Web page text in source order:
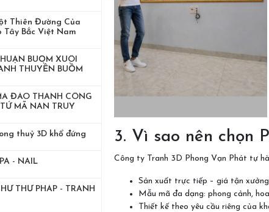
Thiên Đường Của
Tây Bắc Việt Nam
BUỒM XUÔI
THUYỀN BUỒM
ĐÁO THÀNH CÔNG
MÃ NAN TRUY
thuỷ 3D khổ đứng
- NAIL
THƯ PHÁP - TRANH
3. Vì sao nên chọn
Công ty Tranh 3D Phong Vạn Phát tự
Sản xuất trực tiếp – giá tận
Mẫu mã đa dạng: phong cảnh,
Thiết kế theo yêu cầu riêng của